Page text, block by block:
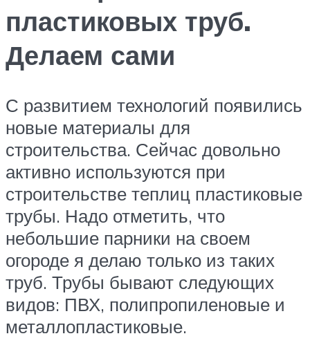
пластиковых труб.
Делаем сами
С развитием технологий появились
новые материалы для
строительства. Сейчас довольно
активно используются при
строительстве теплиц пластиковые
трубы. Надо отметить, что
небольшие парники на своем
огороде я делаю только из таких
труб. Трубы бывают следующих
видов: ПВХ, полипропиленовые и
металлопластиковые.